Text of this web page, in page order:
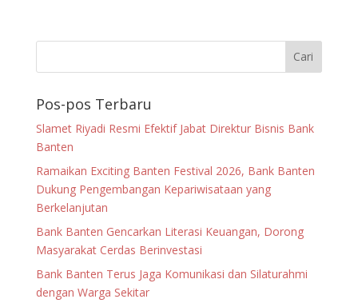
Pos-pos Terbaru
Slamet Riyadi Resmi Efektif Jabat Direktur Bisnis Bank
Banten
Ramaikan Exciting Banten Festival 2026, Bank Banten
Dukung Pengembangan Kepariwisataan yang
Berkelanjutan
Bank Banten Gencarkan Literasi Keuangan, Dorong
Masyarakat Cerdas Berinvestasi
Bank Banten Terus Jaga Komunikasi dan Silaturahmi
dengan Warga Sekitar